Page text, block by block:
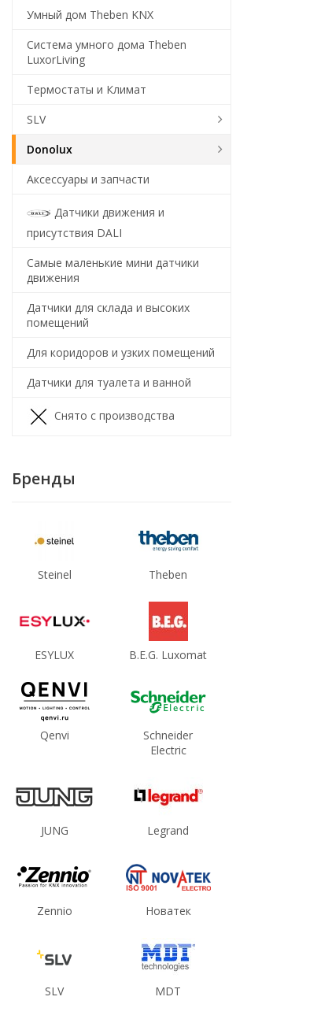
Умный дом Theben KNX
Система умного дома Theben
LuxorLiving
Термостаты и Климат
SLV
Donolux
Аксессуары и запчасти
Датчики движения и
присутствия DALI
Самые маленькие мини датчики
движения
Датчики для склада и высоких
помещений
Для коридоров и узких помещений
Датчики для туалета и ванной
Снято с производства
Бренды
Steinel Theben
ESYLUX B.E.G. Luxomat
Qenvi
Schneider
Electric
JUNG Legrand
Zennio Новатек
SLV MDT